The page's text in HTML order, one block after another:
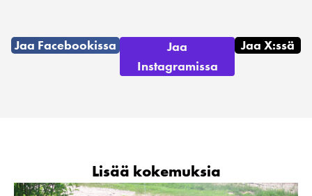
Jaa Facebookissa
Jaa
Instagramissa
Jaa X:ssä
Lisää kokemuksia